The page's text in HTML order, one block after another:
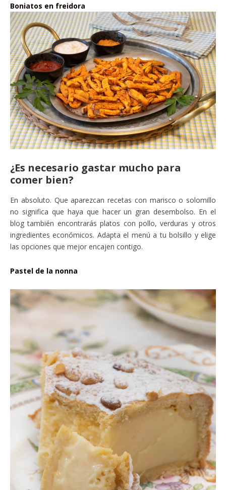
Boniatos en freidora
¿Es necesario gastar mucho para
comer bien?
En absoluto. Que aparezcan recetas con marisco o solomillo
no significa que haya que hacer un gran desembolso. En el
blog también encontrarás platos con pollo, verduras y otros
ingredientes económicos. Adapta el menú a tu bolsillo y elige
las opciones que mejor encajen contigo.
Pastel de la nonna